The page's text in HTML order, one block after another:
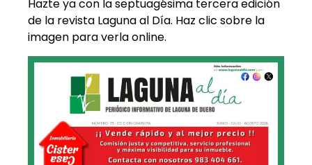
Hazte ya con la septuagésima tercera edición
de la revista Laguna al Día. Haz clic sobre la
imagen para verla online.